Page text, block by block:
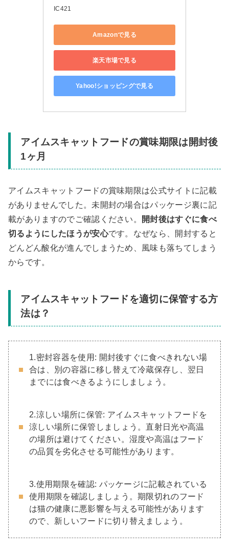
IC421
Amazonで見る
楽天市場で見る
Yahoo!ショッピングで見る
アイムスキャットフードの賞味期限は 開封後
1ヶ月
アイムスキャットフードの賞味期限は公式サイトに記載
がありませんでした。未開封の場合はパッケージ裏に記
載がありますのでご確認ください。
開封後はすぐに食べ
切るようにしたほうが安心です。なぜなら、開封すると
どんどん酸化が進んでしまうため、風味も落ちてしまう
からです。
アイムスキャットフードを適切に保管する方
法は？
1.密封容器を使用: 開封後すぐに食べきれない場
合は、別の容器に移し替えて冷蔵保存し、翌日
までには食べきるようにしましょう。
2.涼しい場所に保管: アイムスキャットフードを
涼しい場所に保管しましょう。直射日光や高温
の場所は避けてください。湿度や高温はフード
の品質を劣化させる可能性があります。
3.使用期限を確認: パッケージに記載されている
使用期限を確認しましょう。期限切れのフード
は猫の健康に悪影響を与える可能性があります
ので、新しいフードに切り替えましょう。